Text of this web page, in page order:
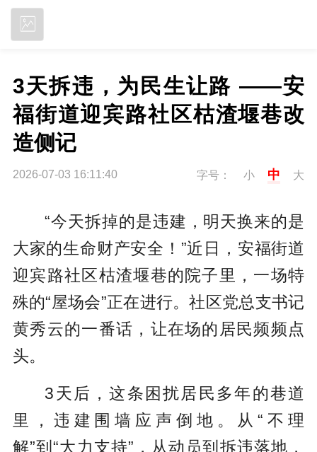
3天拆违，为民生让路 ——安
福街道迎宾路社区枯渣堰巷改
造侧记
2026-07-03 16:11:40 字号： 小 中 大
“今天拆掉的是违建，明天换来的是
大家的生命财产安全！”近日，安福街道
迎宾路社区枯渣堰巷的院子里，一场特
殊的“屋场会”正在进行。社区党总支书记
黄秀云的一番话，让在场的居民频频点
头。
3天后，这条困扰居民多年的巷道
里，违建围墙应声倒地。从“不理
解”到“大力支持”，从动员到拆违落地，